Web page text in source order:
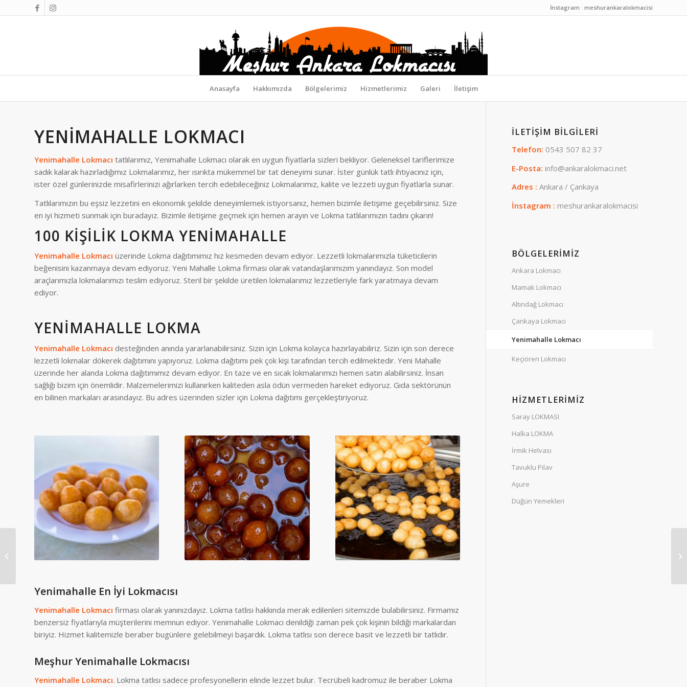
İnstagram : meshurankaralokmacisi
Anasayfa Hakkımızda Bölgelerimiz Hizmetlerimiz Galeri İletişim
YENIMAHALLE LOKMACI
Yenimahalle Lokmacı tatlılarımız, Yenimahalle Lokmacı olarak en uygun fiyatlarla sizleri bekliyor. Geleneksel tariflerimize
sadık kalarak hazırladığımız Lokmalarımız, her ısırıkta mükemmel bir tat deneyimi sunar. İster günlük tatlı ihtiyacınız için,
ister özel günlerinizde misafirlerinizi ağırlarken tercih edebileceğiniz Lokmalarımız, kalite ve lezzeti uygun fiyatlarla sunar.
Tatlılarımızın bu eşsiz lezzetini en ekonomik şekilde deneyimlemek istiyorsanız, hemen bizimle iletişime geçebilirsiniz. Size
en iyi hizmeti sunmak için buradayız. Bizimle iletişime geçmek için hemen arayın ve Lokma tatlılarımızın tadını çıkarın!
100 KIŞILIK LOKMA YENIMAHALLE
Yenimahalle Lokmacı üzerinde Lokma dağıtımımız hız kesmeden devam ediyor. Lezzetli lokmalarımızla tüketicilerin
beğenisini kazanmaya devam ediyoruz. Yeni Mahalle Lokma firması olarak vatandaşlarımızım yanındayız. Son model
araçlarımızla lokmalarımızı teslim ediyoruz. Steril bir şekilde üretilen lokmalarımız lezzetleriyle fark yaratmaya devam
ediyor.
YENIMAHALLE LOKMA
Yenimahalle Lokmacı desteğinden anında yararlanabilirsiniz. Sizin için Lokma kolayca hazırlayabiliriz. Sizin için son derece
lezzetli lokmalar dökerek dağıtımını yapıyoruz. Lokma dağıtımı pek çok kişi tarafından tercih edilmektedir. Yeni Mahalle
üzerinde her alanda Lokma dağıtımımız devam ediyor. En taze ve en sıcak lokmalarımızı hemen satın alabilirsiniz. İnsan
sağlığı bizim için önemlidir. Malzemelerimizi kullanırken kaliteden asla ödün vermeden hareket ediyoruz. Gıda sektörünün
en bilinen markaları arasındayız. Bu adres üzerinden sizler için Lokma dağıtımı gerçekleştiriyoruz.
Yenimahalle En İyi Lokmacısı
Yenimahalle Lokmacı firması olarak yanınızdayız. Lokma tatlısı hakkında merak edilenleri sitemizde bulabilirsiniz. Firmamız
benzersiz fiyatlarıyla müşterilerini memnun ediyor. Yenimahalle Lokmacı denildiği zaman pek çok kişinin bildiği markalardan
biriyiz. Hizmet kalitemizle beraber bugünlere gelebilmeyi başardık. Lokma tatlısı son derece basit ve lezzetli bir tatlıdır.
Meşhur Yenimahalle Lokmacısı
Yenimahalle Lokmacı. Lokma tatlısı sadece profesyonellerin elinde lezzet bulur. Tecrübeli kadromuz ile beraber Lokma
İLETIŞIM BILGILERI
Telefon: 0543 507 82 37
E-Posta:info@ankaralokmaci.net
Adres :Ankara / Çankaya
İnstagram :meshurankaralokmacisi
BÖLGELERIMIZ
Ankara Lokmacı
Mamak Lokmacı
Altındağ Lokmacı
Çankaya Lokmacı
Yenimahalle Lokmacı
Keçiören Lokmacı
HIZMETLERIMIZ
Saray LOKMASI
Halka LOKMA
İrmik Helvası
Tavuklu Pilav
Aşure
Düğün Yemekleri
Keçiören Lokmacı